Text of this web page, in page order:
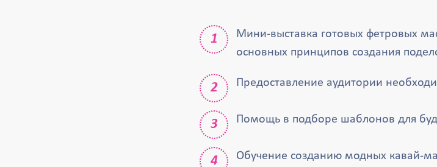
Мини-выставка готовых фетровых
основных принципов создания
Предоставление аудитории
Помощь в подборе шаблонов для
Обучение созданию модных кавай-